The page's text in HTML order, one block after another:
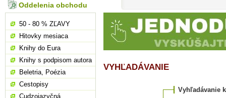
VYHĽADÁVANIE
Vyhľadávanie
Oddelenia obchodu
50 - 80 % ZĽAVY
Hitovky mesiaca
Knihy do Eura
Knihy s podpisom autora
Beletria, Poézia
Cestopisy
Cudzojazyčná